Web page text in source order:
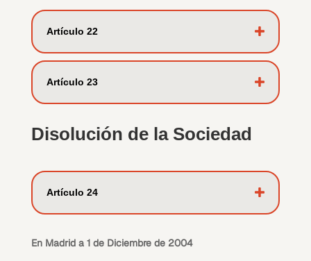
Artí­culo 22
Artí­culo 23
Disolución de la Sociedad
Artí­culo 24
En Madrid a 1 de Diciembre de 2004